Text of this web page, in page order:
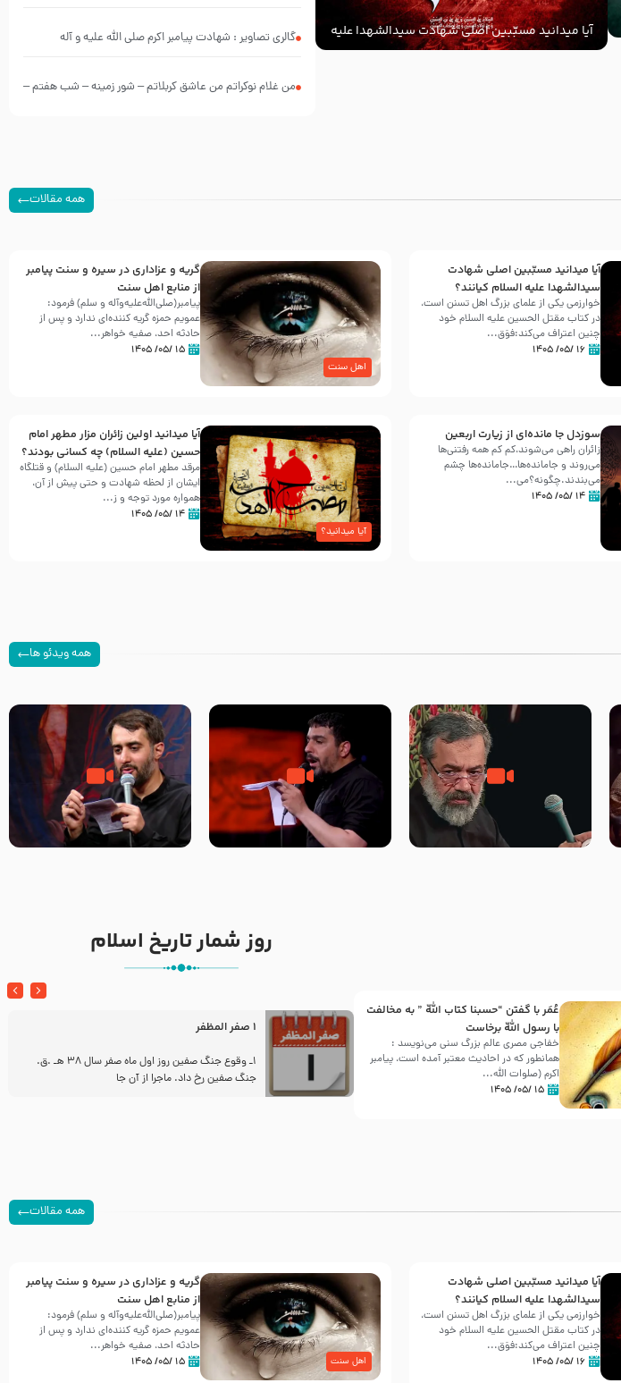
آیا میدانید مسبّبین اصلی شهادت سیدالشهدا علیه
‌السلام کیانند؟
گالری تصاویر : شهادت پیامبر اکرم صلی الله علیه و آله
من غلام نوکراتم من عاشق کربلاتم – شور زمینه – شب هفتم –
همه مقالات
آیا میدانید مسبّبین اصلی شهادت
سیدالشهدا علیه ‌السلام کیانند؟
خوارزمی یکی از علمای بزرگ اهل تسنن است،
در کتاب مقتل الحسین علیه ‌السلام خود
چنین اعتراف می‌کند:فوَق...
۱۶ /۰۵/ ۱۴۰۵
اهل سنت
گریه و عزاداری در سیره و سنت پیامبر
از منابع اهل سنت
پیامبر(صلی‌الله‌علیه‌وآله و سلم) فرمود:
عمویم حمزه گریه کننده‌ای ندارد و پس از
حادثه احد، صفیه خواهر...
۱۵ /۰۵/ ۱۴۰۵
سوزدل جا مانده‌ای از زیارت اربعین
زائران راهی می‌شوند،کم‌ کم همه رفتنی‌ها
می‌روند و جامانده‌ها…جامانده‌ها چشم
می‌بندند.چگونه؟می‌...
۱۴ /۰۵/ ۱۴۰۵
آیا میدانید؟
آیا میدانید اولین زائران مزار مطهر امام
حسین (علیه السلام) چه کسانی بودند؟
مرقد مطهر امام حسین (علیه السلام) و قتلگاه
ایشان از لحظه شهادت و حتی پیش از آن،
همواره مورد توجه و ز...
۱۴ /۰۵/ ۱۴۰۵
همه ویدئو ها
مادر منم مثل تو خمیدم – حاج
محمود کریمی – شهادت حضرت
تک ، عبّاس، صاحب دل‌هاست –
حاج حنیف طاهری – عزاداری شب
من غلام نوکراتم من عاشق
کربلاتم – شور زمینه – شب هفتم
عُمَر با گفتن “حسبنا كتاب اللّه ” به مخالفت
با رسول اللّه برخاست
خفاجی مصری عالم بزرگ سنی می‌نویسد :
همانطور که در احادیث معتبر آمده است، پیامبر
اکرم (صلوات اللّه...
۱۵ /۰۵/ ۱۴۰۵
روز شمار تاریخ اسلام
30 صفر المظفر
شهادت حضرت علی بن موسی الرضا (علیه السلام) در روز
آخـر صفر سـال 203 هـ .ق. هشـتمین اختر تابناک امامت
1 صفر المظفر
1ـ وقوع جنگ صفین روز اول ماه صفر سال 38 هـ .ق.
جنگ صفین رخ داد. ماجرا از آن جا
همه مقالات
آیا میدانید مسبّبین اصلی شهادت
سیدالشهدا علیه ‌السلام کیانند؟
خوارزمی یکی از علمای بزرگ اهل تسنن است،
در کتاب مقتل الحسین علیه ‌السلام خود
چنین اعتراف می‌کند:فوَق...
۱۶ /۰۵/ ۱۴۰۵ اهل سنت
گریه و عزاداری در سیره و سنت پیامبر
از منابع اهل سنت
پیامبر(صلی‌الله‌علیه‌وآله و سلم) فرمود:
عمویم حمزه گریه کننده‌ای ندارد و پس از
حادثه احد، صفیه خواهر...
۱۵ /۰۵/ ۱۴۰۵